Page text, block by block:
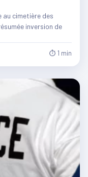
au cimetière des
inversion de
⏱ 1 min